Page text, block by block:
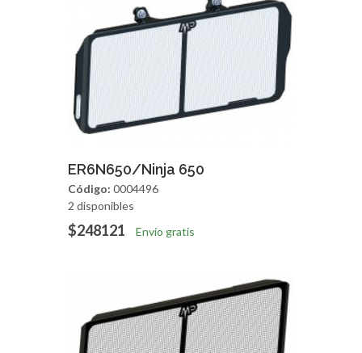
Agregar
ER6N650/Ninja 650
Código: 0004496
2 disponibles
$248121 Envío gratis